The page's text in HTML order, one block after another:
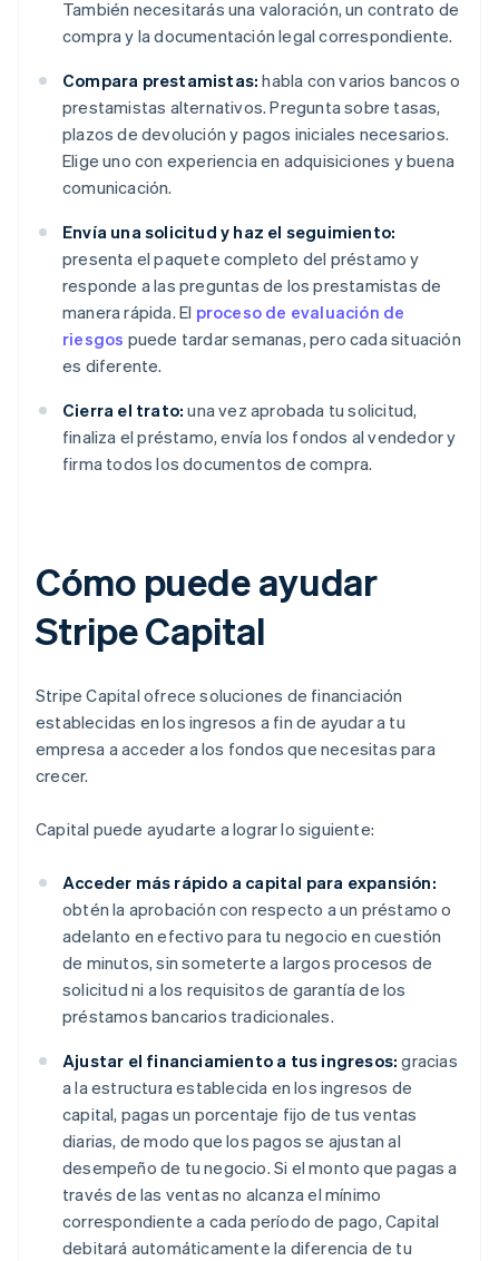
También necesitarás una valoración, un contrato de
compra y la documentación legal correspondiente.
Compara prestamistas: habla con varios bancos o
prestamistas alternativos. Pregunta sobre tasas,
plazos de devolución y pagos iniciales necesarios.
Elige uno con experiencia en adquisiciones y buena
comunicación.
Envía una solicitud y haz el seguimiento:
presenta el paquete completo del préstamo y
responde a las preguntas de los prestamistas de
manera rápida. El proceso de evaluación de
riesgos puede tardar semanas, pero cada situación
es diferente.
Cierra el trato: una vez aprobada tu solicitud,
finaliza el préstamo, envía los fondos al vendedor y
firma todos los documentos de compra.
Cómo puede ayudar
Stripe Capital
Stripe Capital ofrece soluciones de financiación
establecidas en los ingresos a fin de ayudar a tu
empresa a acceder a los fondos que necesitas para
crecer.
Capital puede ayudarte a lograr lo siguiente:
Acceder más rápido a capital para expansión:
obtén la aprobación con respecto a un préstamo o
adelanto en efectivo para tu negocio en cuestión
de minutos, sin someterte a largos procesos de
solicitud ni a los requisitos de garantía de los
préstamos bancarios tradicionales.
Ajustar el financiamiento a tus ingresos: gracias
a la estructura establecida en los ingresos de
capital, pagas un porcentaje fijo de tus ventas
diarias, de modo que los pagos se ajustan al
desempeño de tu negocio. Si el monto que pagas a
través de las ventas no alcanza el mínimo
correspondiente a cada período de pago, Capital
debitará automáticamente la diferencia de tu